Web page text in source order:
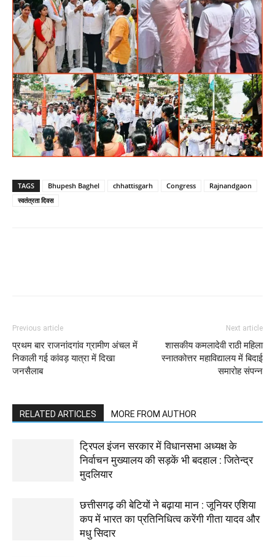
TAGS Bhupesh Baghel chhattisgarh Congress
Rajnandgaon
स्वतंत्रता दिवस
Previous article
प्रथम बार राजनांदगांव ग्रामीण अंचल में
निकाली गई कांवड़ यात्रा में दिखा
जनसैलाब
Next article
शासकीय कमलादेवी राठी महिला
स्नातकोत्तर महाविद्यालय में बिदाई
समारोह संपन्न
RELATED ARTICLES MORE FROM AUTHOR
ट्रिपल इंजन सरकार में विधानसभा अध्यक्ष के
निर्वाचन मुख्यालय की सड़कें भी बदहाल : जितेन्द्र
मुदलियार
छत्तीसगढ़ की बेटियों ने बढ़ाया मान : जूनियर एशिया
कप में भारत का प्रतिनिधित्व करेंगी गीता यादव और
मधु सिदार